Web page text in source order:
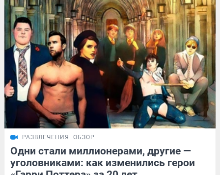
РАЗВЛЕЧЕНИЯ ОБЗОР
Одни стали миллионерами, другие —
уголовниками: как изменились герои